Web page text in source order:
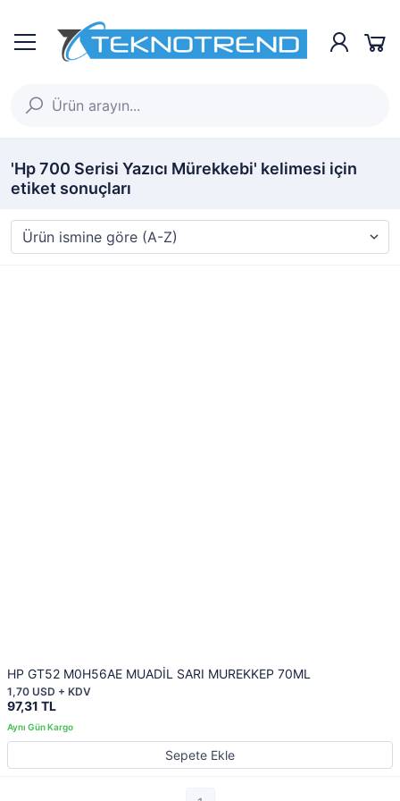
'Hp 700 Serisi Yazıcı Mürekkebi' kelimesi için
etiket sonuçları
HP GT52 M0H56AE MUADİL SARI MUREKKEP 70ML
97,31 TL
1,70 USD + KDV
Sepete Ekle